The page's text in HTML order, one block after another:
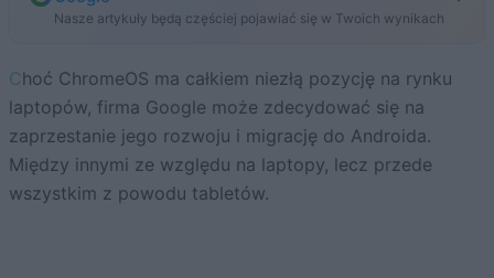
Nasze artykuły będą częściej pojawiać się w Twoich wynikach
Choć ChromeOS ma całkiem niezłą pozycję na rynku
laptopów, firma Google może zdecydować się na
zaprzestanie jego rozwoju i migrację do Androida.
Między innymi ze względu na laptopy, lecz przede
wszystkim z powodu tabletów.